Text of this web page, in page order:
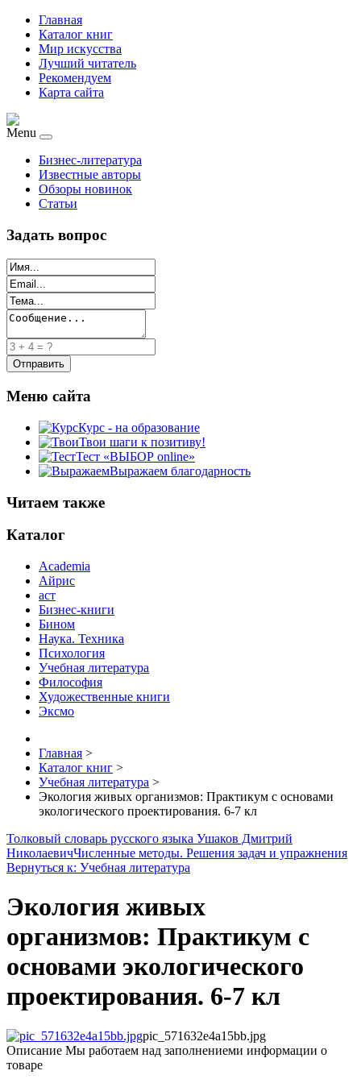
Главная
Каталог книг
Мир искусства
Лучший читатель
Рекомендуем
Карта сайта
Menu
Бизнес-литература
Известные авторы
Обзоры новинок
Статьи
Задать вопрос
Меню сайта
Курс - на образование
Твои шаги к позитиву!
Тест «ВЫБОР online»
Выражаем благодарность
Читаем также
Каталог
Academia
Айрис
аст
Бизнес-книги
Бином
Наука. Техника
Психология
Учебная литература
Философия
Художественные книги
Эксмо
Главная >
Каталог книг >
Учебная литература >
Экология живых организмов: Практикум с основами
экологического проектирования. 6-7 кл
Толковый словарь русского языка Ушаков Дмитрий
НиколаевичЧисленные методы. Решения задач и упражнения
Вернуться к: Учебная литература
Экология живых
организмов: Практикум с
основами экологического
проектирования. 6-7 кл
pic_571632e4a15bb.jpg
Описание Мы работаем над заполнениеми информации о
товаре